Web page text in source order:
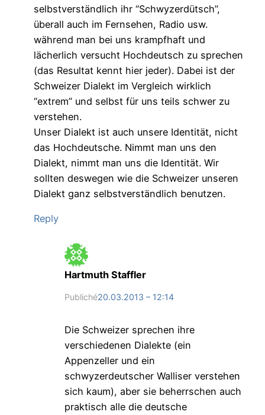
selbstverständlich ihr “Schwyzerdütsch”,
überall auch im Fernsehen, Radio usw.
während man bei uns krampfhaft und
lächerlich versucht Hochdeutsch zu sprechen
(das Resultat kennt hier jeder). Dabei ist der
Schweizer Dialekt im Vergleich wirklich
“extrem” und selbst für uns teils schwer zu
verstehen.
Unser Dialekt ist auch unsere Identität, nicht
das Hochdeutsche. Nimmt man uns den
Dialekt, nimmt man uns die Identität. Wir
sollten deswegen wie die Schweizer unseren
Dialekt ganz selbstverständlich benutzen.
Reply
Hartmuth Staffler
Publiché20.03.2013 – 12:14
Die Schweizer sprechen ihre
verschiedenen Dialekte (ein
Appenzeller und ein
schwyzerdeutscher Walliser verstehen
sich kaum), aber sie beherrschen auch
praktisch alle die deutsche